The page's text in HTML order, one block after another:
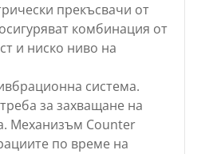
прекъсвачи от
комбинация от
и ниско ниво на
система.
за захващане на
Механизъм Counter
по време на